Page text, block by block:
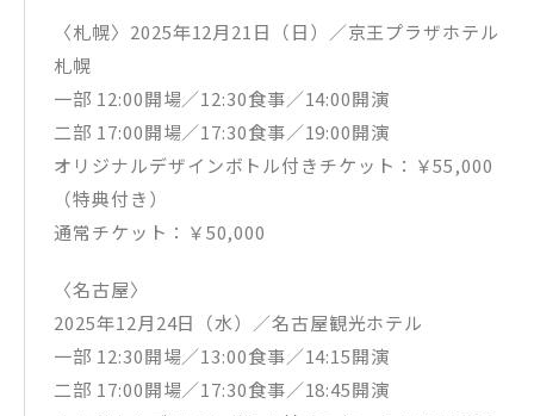
〈札幌〉2025年12月21日（日）／京王プラザホテル
札幌
一部 12:00開場／12:30食事／14:00開演
二部 17:00開場／17:30食事／19:00開演
オリジナルデザインボトル付きチケット：￥55,000
（特典付き）
通常チケット：￥50,000
〈名古屋〉
2025年12月24日（水）／名古屋観光ホテル
一部 12:30開場／13:00食事／14:15開演
二部 17:00開場／17:30食事／18:45開演